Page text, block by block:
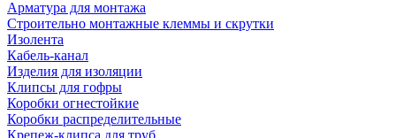
Арматура для монтажа
Строительно монтажные клеммы и скрутки
Изолента
Кабель-канал
Изделия для изоляции
Клипсы для гофры
Коробки огнестойкие
Коробки распределительные
Крепеж-клипса для труб